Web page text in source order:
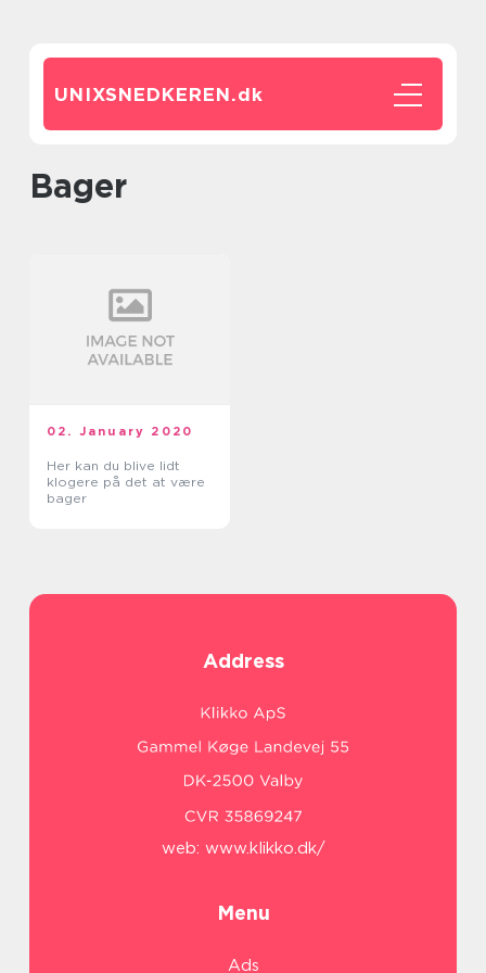
UNIXSNEDKEREN.dk
bager
02. January 2020
Her kan du blive lidt
klogere på det at være
bager
Address
web: www.klikko.dk/
Menu
Ads